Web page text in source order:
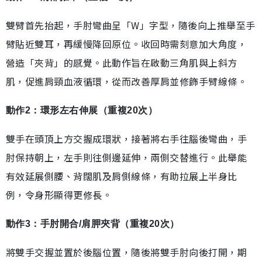
雙臂首先抬起，手肘彎曲呈「W」字型，隨後向上推舉至手
臂貼近雙耳，再緩慢降回原位。收回時需刻意加大角度，
營造「夾背」的感覺。此動作旨在啟動三角肌與上斜方
肌，促進肩頸血液循環，從而改善厚肩並修飾手臂線條。
動作2：環形左右伸展（重複20次）
雙手在頭頂上方交握成環狀，接著將右手往腦後彎曲，手
肘保持朝上，左手則往側邊延伸，兩側交替進行。此舉能
有效延展側腰、背闊肌及肩側線條，有助拉展上半身比
例，令身形顯得更修長。
動作3：手肘開合/肩胛夾背（重複20次）
將雙手交握並置於後腦位置，隨後將雙手肘向後打開，期